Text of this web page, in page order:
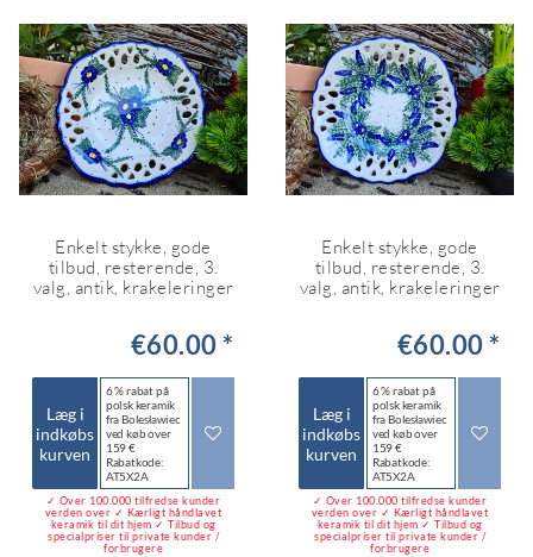
Enkelt stykke, gode
tilbud, resterende, 3.
valg, antik, krakeleringer
€60.00 *
Læg i
indkøbs
kurven
6 % rabat på
polsk keramik
fra Bolesławiec
ved køb over
159 €
Rabatkode:
AT5X2A
✓ Over 100.000 tilfredse kunder
verden over ✓ Kærligt håndlavet
keramik til dit hjem ✓ Tilbud og
specialpriser til private kunder /
forbrugere
Enkelt stykke, gode
tilbud, resterende, 3.
valg, antik, krakeleringer
€60.00 *
Læg i
indkøbs
kurven
6 % rabat på
polsk keramik
fra Bolesławiec
ved køb over
159 €
Rabatkode:
AT5X2A
✓ Over 100.000 tilfredse kunder
verden over ✓ Kærligt håndlavet
keramik til dit hjem ✓ Tilbud og
specialpriser til private kunder /
forbrugere